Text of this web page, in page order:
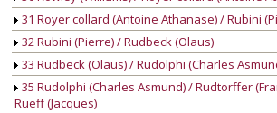
31 Royer collard (Antoine Athanase) / Rubini
32 Rubini (Pierre) / Rudbeck (Olaus)
33 Rudbeck (Olaus) / Rudolphi (Charles
35 Rudolphi (Charles Asmund) / Rudtorffer
Rueff (Jacques)